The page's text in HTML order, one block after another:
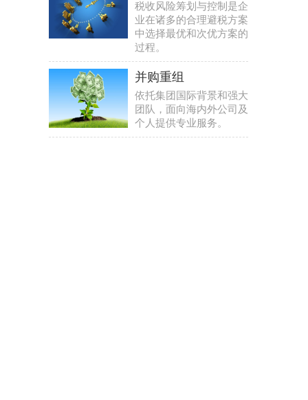
税收风险筹划与控制是企
业在诸多的合理避税方案
中选择最优和次优方案的
过程。​
并购重组
依托集团国际背景和强大
团队，面向海内外公司及
个人提供专业服务。